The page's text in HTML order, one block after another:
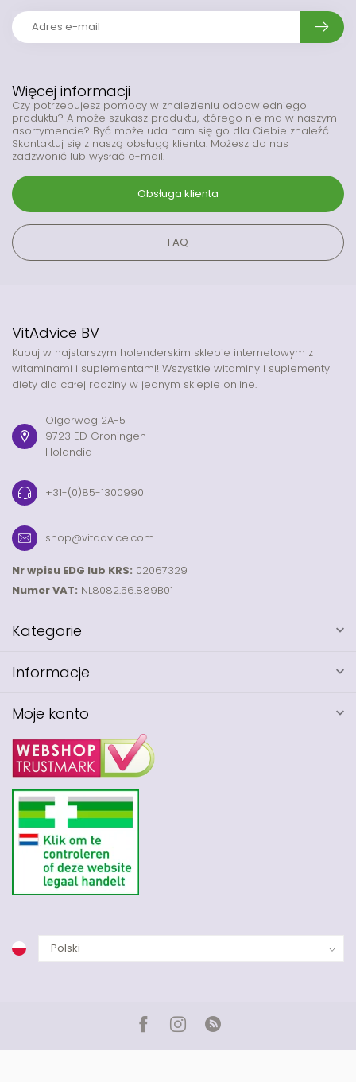
Więcej informacji
Czy potrzebujesz pomocy w znalezieniu odpowiedniego
produktu? A może szukasz produktu, którego nie ma w naszym
asortymencie? Być może uda nam się go dla Ciebie znaleźć.
Skontaktuj się z naszą obsługą klienta. Możesz do nas
zadzwonić lub wysłać e-mail.
Obsługa klienta
FAQ
VitAdvice BV
Kupuj w najstarszym holenderskim sklepie internetowym z
witaminami i suplementami! Wszystkie witaminy i suplementy
diety dla całej rodziny w jednym sklepie online.
Olgerweg 2A-5
9723 ED Groningen
Holandia
+31-(0)85-1300990
shop@vitadvice.com
Nr wpisu EDG lub KRS: 02067329
Numer VAT: NL8082.56.889B01
Kategorie
Informacje
Moje konto